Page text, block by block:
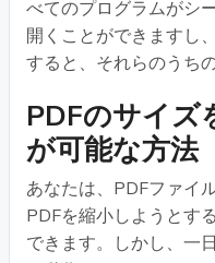
べてのプログラムがシ
開くことができますし
すると、それらのうち
PDFのサイズ
が可能な方法
あなたは、PDFファイ
PDFを縮小しようとす
できます。しかし、一